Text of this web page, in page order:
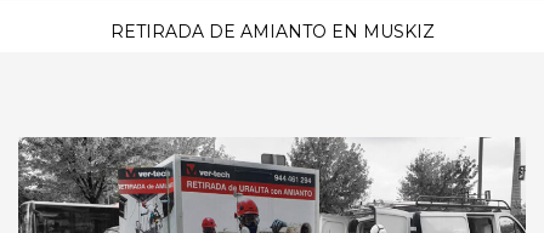
RETIRADA DE AMIANTO EN MUSKIZ